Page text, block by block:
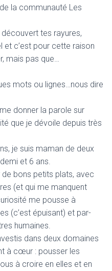
la communauté Les
tes rayures,
et c’est pour cette raison
mais pas que…
mots ou lignes…nous dire
donner la parole sur
que je dévoile depuis très
je suis maman de deux
et 6 ans.
bons petits plats, avec
(et qui me manquent
me pousse à
(c’est épuisant) et par-
humaines.
dans deux domaines
à cœur : pousser les
à croire en elles et en